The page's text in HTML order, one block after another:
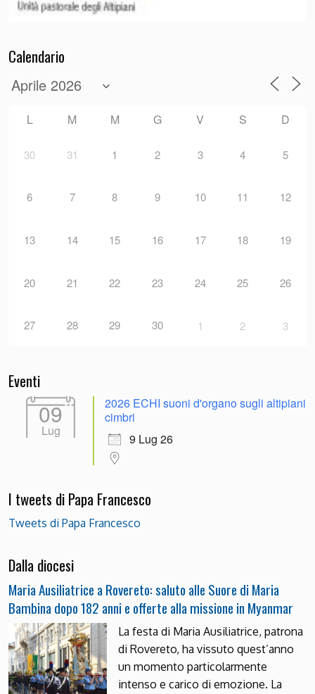
Calendario
L M M G V S D
30 31 1 2 3 4 5
6 7 8 9 10 11 12
13 14 15 16 17 18 19
20 21 22 23 24 25 26
27 28 29 30 1 2 3
Eventi
09
Lug
2026 ECHI suoni d'organo sugli altipiani
cimbri
9 Lug 26
I tweets di Papa Francesco
Tweets di Papa Francesco
Dalla diocesi
Maria Ausiliatrice a Rovereto: saluto alle Suore di Maria
Bambina dopo 182 anni e offerte alla missione in Myanmar
La festa di Maria Ausiliatrice, patrona
di Rovereto, ha vissuto quest’anno
un momento particolarmente
intenso e carico di emozione. La